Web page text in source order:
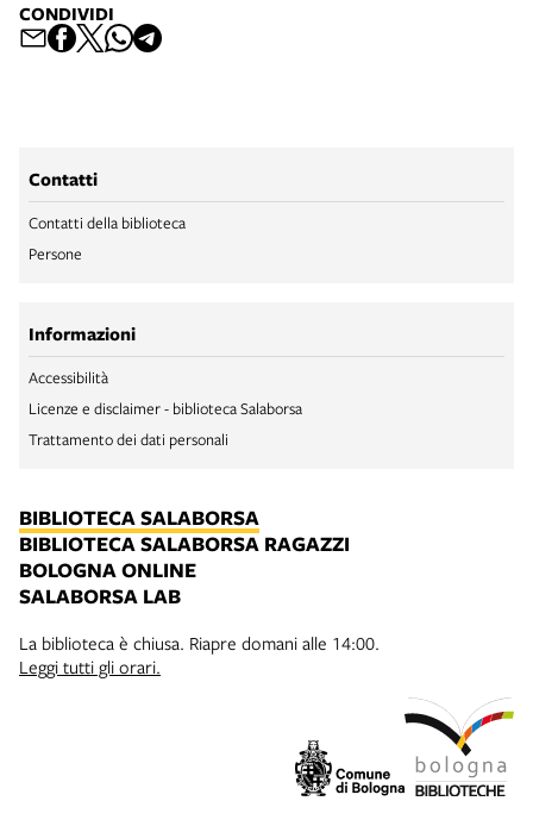
CONDIVIDI
Contatti
Contatti della biblioteca
Persone
Informazioni
Accessibilità
Licenze e disclaimer - biblioteca Salaborsa
Trattamento dei dati personali
BIBLIOTECA SALABORSA
BIBLIOTECA SALABORSA RAGAZZI
BOLOGNA ONLINE
SALABORSA LAB
La biblioteca è chiusa. Riapre domani alle 14:00.
Leggi tutti gli orari.